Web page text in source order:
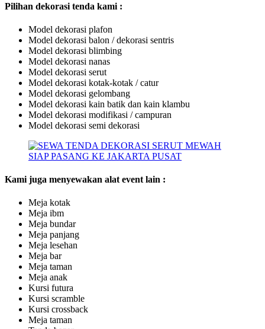
Pilihan dekorasi tenda kami :
Model dekorasi plafon
Model dekorasi balon / dekorasi sentris
Model dekorasi blimbing
Model dekorasi nanas
Model dekorasi serut
Model dekorasi kotak-kotak / catur
Model dekorasi gelombang
Model dekorasi kain batik dan kain klambu
Model dekorasi modifikasi / campuran
Model dekorasi semi dekorasi
Kami juga menyewakan alat event lain :
Meja kotak
Meja ibm
Meja bundar
Meja panjang
Meja lesehan
Meja bar
Meja taman
Meja anak
Kursi futura
Kursi scramble
Kursi crossback
Meja taman